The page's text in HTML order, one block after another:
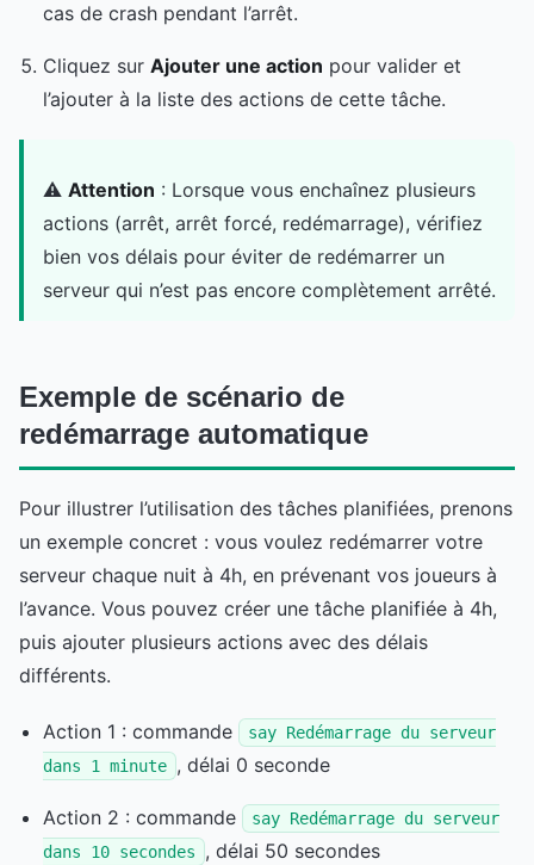
cas de crash pendant l’arrêt.
Cliquez sur Ajouter une action pour valider et
l’ajouter à la liste des actions de cette tâche.
⚠️ Attention : Lorsque vous enchaînez plusieurs
actions (arrêt, arrêt forcé, redémarrage), vérifiez
bien vos délais pour éviter de redémarrer un
serveur qui n’est pas encore complètement arrêté.
Exemple de scénario de
redémarrage automatique
Pour illustrer l’utilisation des tâches planifiées, prenons
un exemple concret : vous voulez redémarrer votre
serveur chaque nuit à 4h, en prévenant vos joueurs à
l’avance. Vous pouvez créer une tâche planifiée à 4h,
puis ajouter plusieurs actions avec des délais
différents.
Action 1 : commande
say Redémarrage du serveur
dans 1 minute , délai 0 seconde
Action 2 : commande
say Redémarrage du serveur
dans 10 secondes
, délai 50 secondes